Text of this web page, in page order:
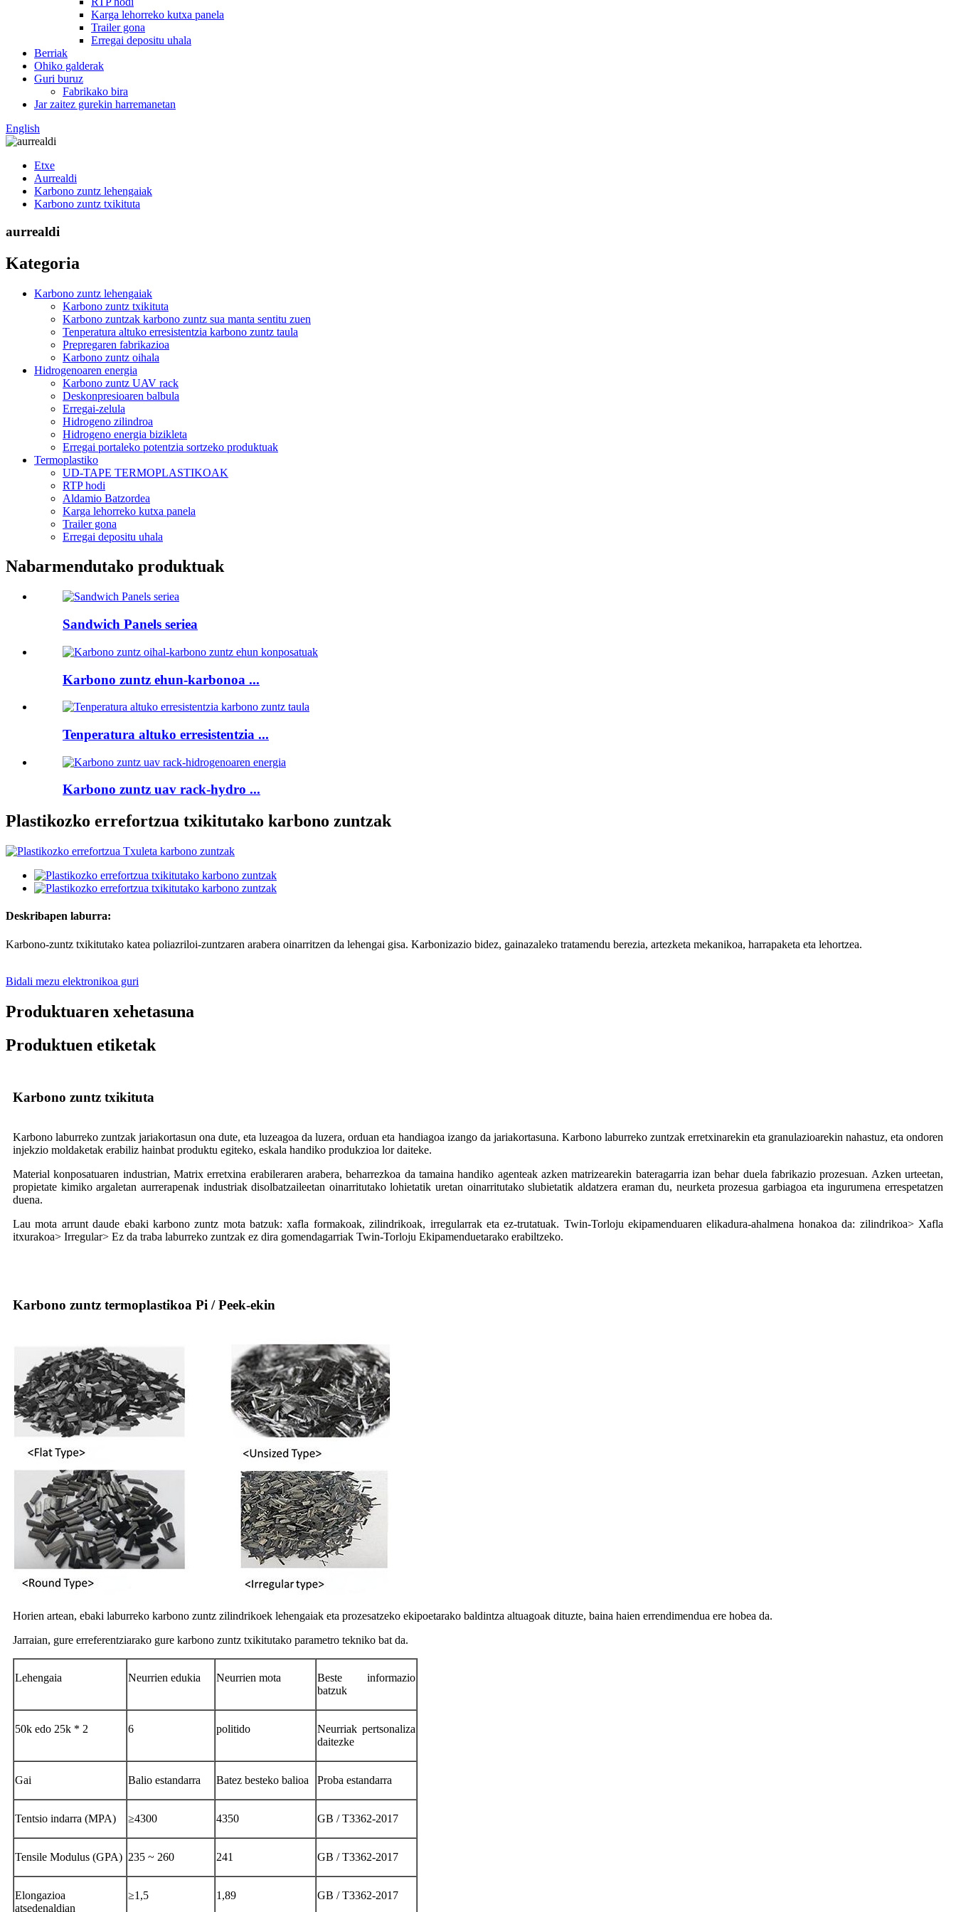
Karga lehorreko kutxa panela
Trailer gona
Erregai depositu uhala
Berriak
Ohiko galderak
Guri buruz
Fabrikako bira
Jar zaitez gurekin harremanetan
English
Etxe
Aurrealdi
Karbono zuntz lehengaiak
Karbono zuntz txikituta
aurrealdi
Kategoria
Karbono zuntz lehengaiak
Karbono zuntz txikituta
Karbono zuntzak karbono zuntz sua manta sentitu zuen
Tenperatura altuko erresistentzia karbono zuntz taula
Prepregaren fabrikazioa
Karbono zuntz oihala
Hidrogenoaren energia
Karbono zuntz UAV rack
Deskonpresioaren balbula
Erregai-zelula
Hidrogeno zilindroa
Hidrogeno energia bizikleta
Erregai portaleko potentzia sortzeko produktuak
Termoplastiko
UD-TAPE TERMOPLASTIKOAK
RTP hodi
Aldamio Batzordea
Karga lehorreko kutxa panela
Trailer gona
Erregai depositu uhala
Nabarmendutako produktuak
Sandwich Panels seriea
Karbono zuntz ehun-karbonoa ...
Tenperatura altuko erresistentzia ...
Karbono zuntz uav rack-hydro ...
Plastikozko errefortzua txikitutako karbono zuntzak
Deskribapen laburra:
Karbono-zuntz txikitutako katea poliazriloi-zuntzaren arabera oinarritzen da lehengai gisa. Karbonizazio bidez, gainazaleko tratamendu berezia, artezketa mekanikoa, harrapaketa eta lehortzea.
Bidali mezu elektronikoa guri
Produktuaren xehetasuna
Produktuen etiketak
Karbono zuntz txikituta
Karbono laburreko zuntzak jariakortasun ona dute, eta luzeagoa da luzera, orduan eta handiagoa izango da jariakortasuna. Karbono laburreko zuntzak erretxinarekin eta granulazioarekin nahastuz, eta ondoren
injekzio moldaketak erabiliz hainbat produktu egiteko, eskala handiko produkzioa lor daiteke.
Material konposatuaren industrian, Matrix erretxina erabileraren arabera, beharrezkoa da tamaina handiko agenteak azken matrizearekin bateragarria izan behar duela fabrikazio prozesuan. Azken urteetan,
propietate kimiko argaletan aurrerapenak industriak disolbatzaileetan oinarritutako lohietatik uretan oinarritutako slubietatik aldatzera eraman du, neurketa prozesua garbiagoa eta ingurumena errespetatzen
duena.
Lau mota arrunt daude ebaki karbono zuntz mota batzuk: xafla formakoak, zilindrikoak, irregularrak eta ez-trutatuak. Twin-Torloju ekipamenduaren elikadura-ahalmena honakoa da: zilindrikoa> Xafla
itxurakoa> Irregular> Ez da traba laburreko zuntzak ez dira gomendagarriak Twin-Torloju Ekipamenduetarako erabiltzeko.
Karbono zuntz termoplastikoa Pi / Peek-ekin
Horien artean, ebaki laburreko karbono zuntz zilindrikoek lehengaiak eta prozesatzeko ekipoetarako baldintza altuagoak dituzte, baina haien errendimendua ere hobea da.
Jarraian, gure erreferentziarako gure karbono zuntz txikitutako parametro tekniko bat da.
Lehengaia Neurrien edukia Neurrien mota
Beste informazio
batzuk
50k edo 25k * 2 6 politido
Neurriak pertsonaliza
daitezke
Gai Balio estandarra Batez besteko balioa Proba estandarra
Tentsio indarra (MPA) ≥4300 4350 GB / T3362-2017
Tensile Modulus (GPA) 235 ~ 260 241 GB / T3362-2017
Elongazioa
atsedenaldian
≥1,5 1,89 GB / T3362-2017